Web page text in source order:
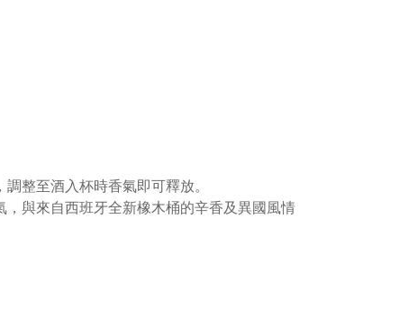
整至酒入杯時香氣即可釋放。
與來自西班牙全新橡木桶的辛香及異國風情